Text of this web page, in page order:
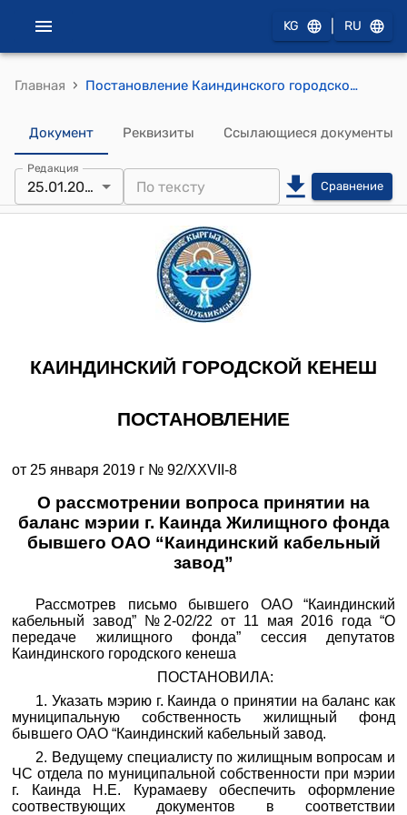
KG RU
Главная › Постановление Каиндинского городского кенеша от 25 января 2019 г № 92/XXVII-8 "О рассмотрении вопроса принятии на баланс мэрии г. Каинда Жилищного фонда бывшего ОАО “Каиндинский кабельный завод”
Документ Реквизиты Ссылающиеся документы
Редакция
25.01.2019 Сравнение